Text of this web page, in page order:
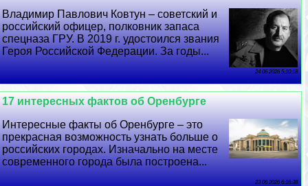
Владимир Павлович Ковтун – советский и
российский офицер, полковник запаса
спецназа ГРУ. В 2019 г. удостоился звания
Героя Российской Федерации. За годы...
24 06 2026 5:10:18
17 интересных фактов об Оренбурге
Интересные факты об Оренбурге – это
прекрасная возможность узнать больше о
российских городах. Изначально на месте
современного города была построена...
23 06 2026 6:16:38